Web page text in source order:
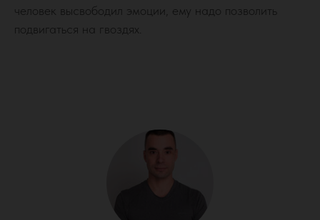
человек высвободил эмоции, ему надо позволить
подвигаться на гвоздях.